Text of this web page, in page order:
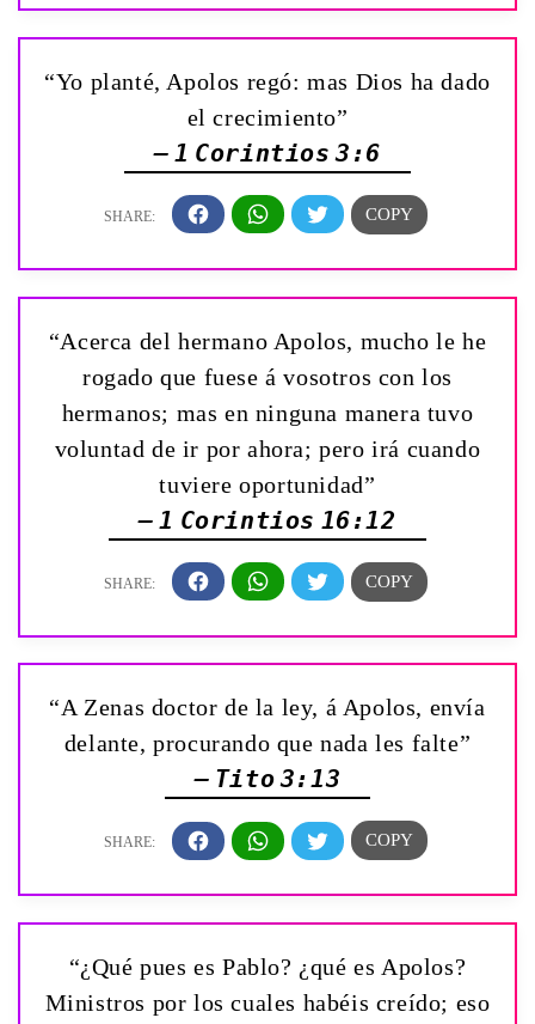
“Yo planté, Apolos regó: mas Dios ha dado
el crecimiento”
— 1 Corintios 3:6
“Acerca del hermano Apolos, mucho le he
rogado que fuese á vosotros con los
hermanos; mas en ninguna manera tuvo
voluntad de ir por ahora; pero irá cuando
tuviere oportunidad”
— 1 Corintios 16:12
“A Zenas doctor de la ley, á Apolos, envía
delante, procurando que nada les falte”
— Tito 3:13
“¿Qué pues es Pablo? ¿qué es Apolos?
Ministros por los cuales habéis creído; eso